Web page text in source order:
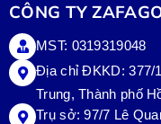
CÔNG TY
MST: 0319319048
Địa chỉ ĐKKD: 377/
Trung, Thành phố
Trụ sở:97/7 Lê